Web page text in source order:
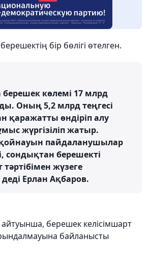
бір бөлігі өтелген.
берешек көлемі 17 млрд
Оның 5,2 млрд теңгесі
қаражатты өндіріп алу
жүргізіліп жатыр.
пайдаланушылар
сондықтан берешекті
тәртібімен жүзеге
Ерлан Ақбаров.
берешек келісімшарт
байланысты